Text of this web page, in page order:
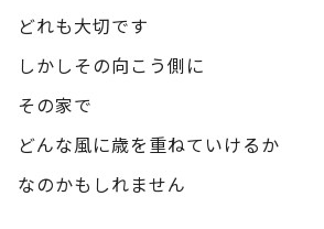
どれも大切です
しかしその向こう側に
その家で
どんな風に歳を重ねていけるか
なのかもしれません